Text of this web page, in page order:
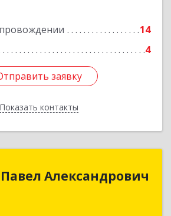
14
4
заявку
Показать контакты
Подробнее
заявку
Назад
Александрович
область, город Шарья,